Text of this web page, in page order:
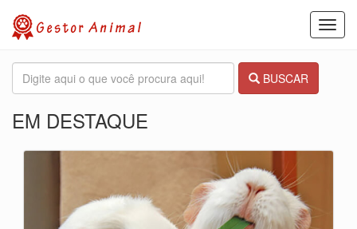
BUSCAR
EM DESTAQUE